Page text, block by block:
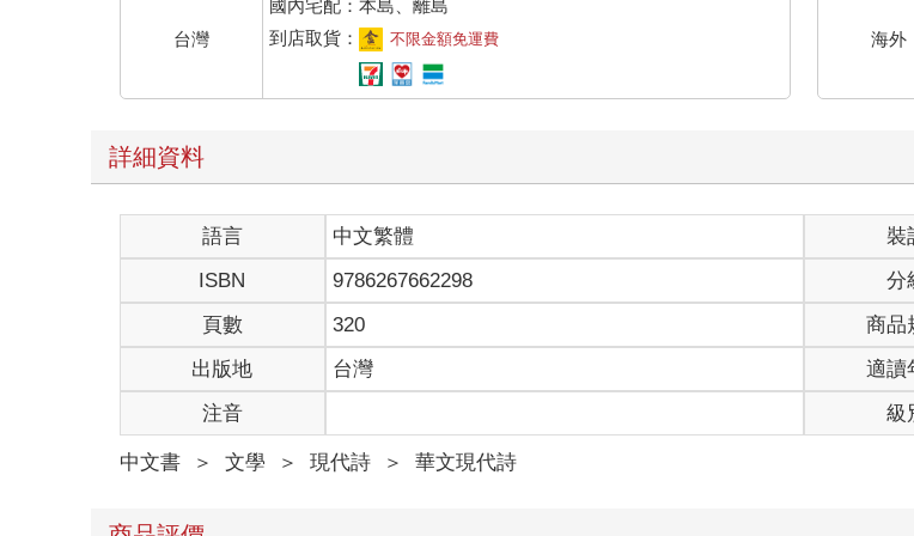
微笑著在寒夜裡徐徐綻放
像林中的落葉輕輕，飄下
驚見澄黃的月光，還有
傍晚樵夫遺下的柴枝
冷冷鬱結著的
褪了色的幽淒
走過總是垂髮低頭，故意
是裝不來的，林外的溪水
緊緊攀著草葉的幾滴淚
此刻在風中，瓦解了
妳問我浮萍的邏輯
那就是吧，露珠向大地
沉墜的輕喟。而菊
尤其金線菊是耐於等待的
我用一生來等妳的展顏
台灣
國內宅配：本島、離島
到店取貨：
不限金額免運費 海外
詳細資料
語言 中文繁體 裝
ISBN
9786267662298 分
頁數
320 商品
出版地
台灣 適讀
注音
級
中文書 ＞ 文學 ＞ 現代詩 ＞ 華文現代詩